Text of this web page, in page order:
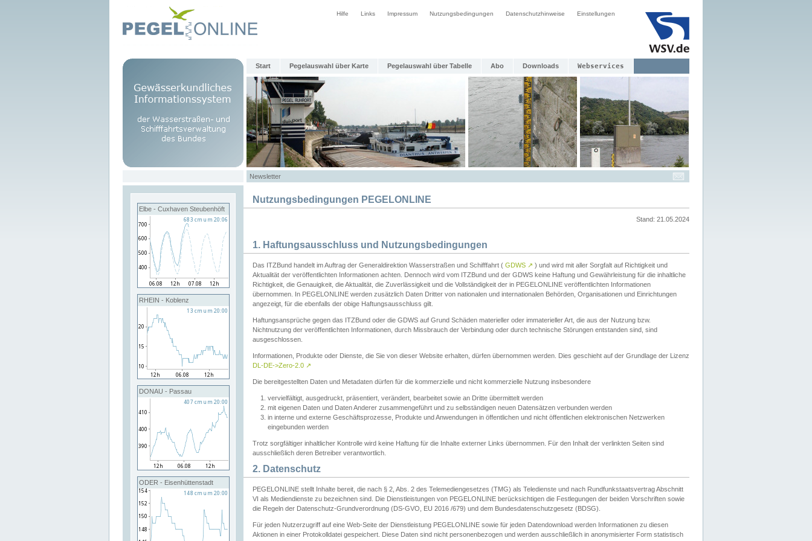
Hilfe Links Impressum Nutzungsbedingungen Datenschutzhinweise Einstellungen
Start Pegelauswahl über Karte Pegelauswahl über Tabelle Abo Downloads Webservices
Newsletter
Elbe - Cuxhaven Steubenhöft
RHEIN - Koblenz
DONAU - Passau
ODER - Eisenhüttenstadt
Nutzungsbedingungen PEGELONLINE
Stand: 21.05.2024
1. Haftungsausschluss und Nutzungsbedingungen
Das ITZBund handelt im Auftrag der Generaldirektion Wasserstraßen und Schifffahrt ( GDWS ↗ ) und wird mit aller Sorgfalt auf Richtigkeit und
Aktualität der veröffentlichten Informationen achten. Dennoch wird vom ITZBund und der GDWS keine Haftung und Gewährleistung für die inhaltliche
Richtigkeit, die Genauigkeit, die Aktualität, die Zuverlässigkeit und die Vollständigkeit der in PEGELONLINE veröffentlichten Informationen
übernommen. In PEGELONLINE werden zusätzlich Daten Dritter von nationalen und internationalen Behörden, Organisationen und Einrichtungen
angezeigt, für die ebenfalls der obige Haftungsausschluss gilt.
Haftungsansprüche gegen das ITZBund oder die GDWS auf Grund Schäden materieller oder immaterieller Art, die aus der Nutzung bzw.
Nichtnutzung der veröffentlichten Informationen, durch Missbrauch der Verbindung oder durch technische Störungen entstanden sind, sind
ausgeschlossen.
Informationen, Produkte oder Dienste, die Sie von dieser Website erhalten, dürfen übernommen werden. Dies geschieht auf der Grundlage der Lizenz
DL-DE->Zero-2.0 ↗
Die bereitgestellten Daten und Metadaten dürfen für die kommerzielle und nicht kommerzielle Nutzung insbesondere
vervielfältigt, ausgedruckt, präsentiert, verändert, bearbeitet sowie an Dritte übermittelt werden
mit eigenen Daten und Daten Anderer zusammengeführt und zu selbständigen neuen Datensätzen verbunden werden
in interne und externe Geschäftsprozesse, Produkte und Anwendungen in öffentlichen und nicht öffentlichen elektronischen Netzwerken
eingebunden werden
Trotz sorgfältiger inhaltlicher Kontrolle wird keine Haftung für die Inhalte externer Links übernommen. Für den Inhalt der verlinkten Seiten sind
ausschließlich deren Betreiber verantwortlich.
2. Datenschutz
PEGELONLINE stellt Inhalte bereit, die nach § 2, Abs. 2 des Telemediengesetzes (TMG) als Teledienste und nach Rundfunkstaatsvertrag Abschnitt
VI als Mediendienste zu bezeichnen sind. Die Dienstleistungen von PEGELONLINE berücksichtigen die Festlegungen der beiden Vorschriften sowie
die Regeln der Datenschutz-Grundverordnung (DS-GVO, EU 2016 /679) und dem Bundesdatenschutzgesetz (BDSG).
Für jeden Nutzerzugriff auf eine Web-Seite der Dienstleistung PEGELONLINE sowie für jeden Datendownload werden Informationen zu diesen
Aktionen in einer Protokolldatei gespeichert. Diese Daten sind nicht personenbezogen und werden ausschließlich in anonymisierter Form statistisch